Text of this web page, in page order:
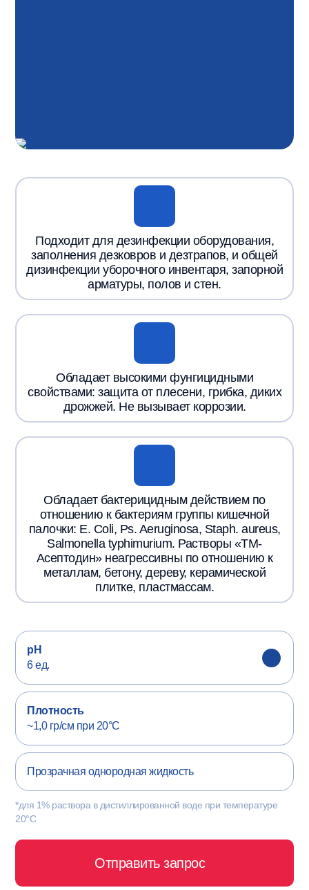
Подходит для дезинфекции оборудования,
заполнения дезковров и дезтрапов, и общей
дизинфекции уборочного инвентаря, запорной
арматуры, полов и стен.
Обладает высокими фунгицидными
свойствами: защита от плесени, грибка, диких
дрожжей. Не вызывает коррозии.
Обладает бактерицидным действием по
отношению к бактериям группы кишечной
палочки: E. Сoli, Ps. Aeruginosa, Staph. aureus,
Salmonella typhimurium. Растворы «ТМ-
Асептодин» неагрессивны по отношению к
металлам, бетону, дереву, керамической
плитке, пластмассам.
pH
6 ед.
Плотность
~1,0 гр/см при 20°С
Прозрачная однородная жидкость
*для 1% раствора в дистиллированной воде при температуре
20°С
Отправить запрос